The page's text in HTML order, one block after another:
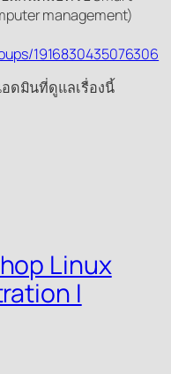
management)
1916830435076306
ดมินที่ดูแลเรื่องนี้
Linux
I